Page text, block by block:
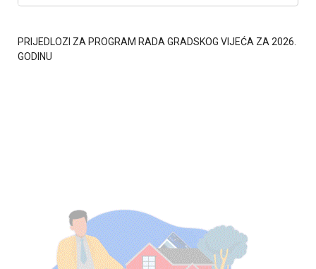
PRIJEDLOZI ZA PROGRAM RADA GRADSKOG VIJEĆA ZA 2026.
GODINU